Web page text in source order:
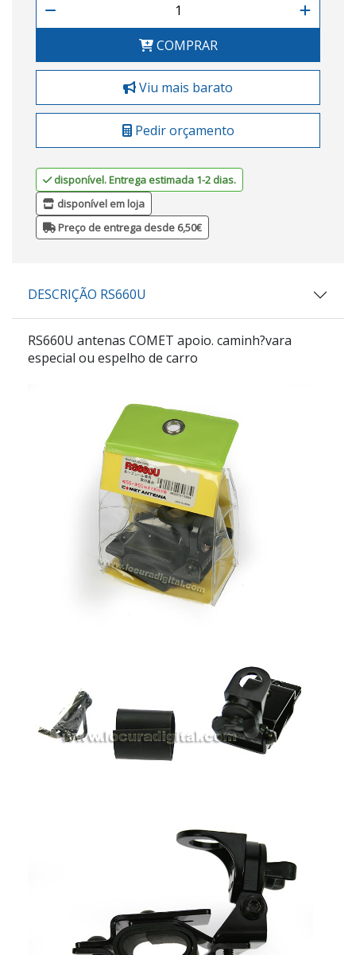
COMPRAR
Viu mais barato
Pedir orçamento
disponível. Entrega estimada 1-2 dias.
disponível em loja
Preço de entrega desde 6,50€
DESCRIÇÃO RS660U
RS660U antenas COMET apoio. caminh?vara
especial ou espelho de carro